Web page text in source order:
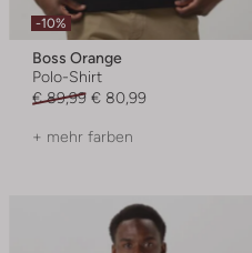
-10%
Boss Orange
Polo-Shirt
€ 89,99 € 80,99
+ mehr farben